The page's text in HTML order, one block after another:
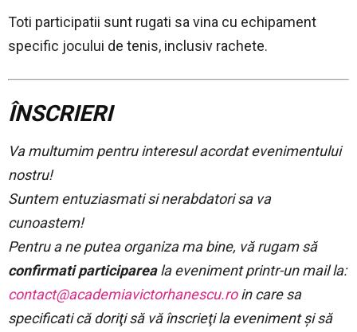
Toti participatii sunt rugati sa vina cu echipament
specific jocului de tenis, inclusiv rachete.
ÎNSCRIERI
Va multumim pentru interesul acordat evenimentului
nostru!
Suntem entuziasmati si nerabdatori sa va
cunoastem!
Pentru a ne putea organiza ma bine, vă rugam să
confirmati participareala eveniment printr-un mail la:
contact@academiavictorhanescu.roin care sa
specificati că doriţi să vă înscrieţi la eveniment şi să